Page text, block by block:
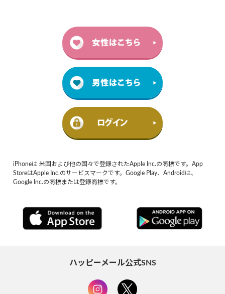
iPhoneは 米国および他の国々で登録されたApple Inc.の商標です。App
StoreはApple Inc.のサービスマークです。Google Play、Androidは、
Google Inc.の商標または登録商標です。
ハッピーメール公式SNS